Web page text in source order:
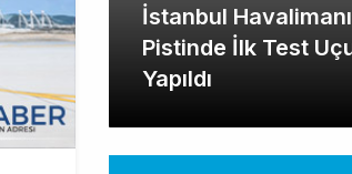
İstanbul
Pistinde İlk Test
Yapıldı